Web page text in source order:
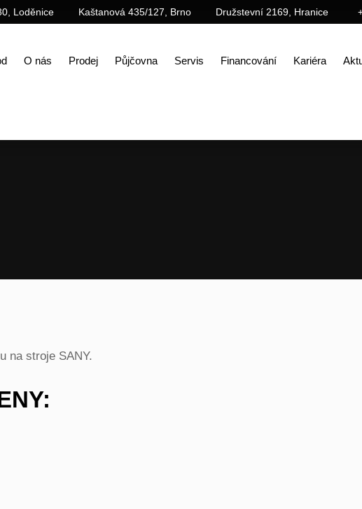
Loděnice Kaštanová 435/127, Brno Družstevní 2169, Hranice
O nás Prodej Půjčovna Servis Financování Kariéra
na stroje SANY.